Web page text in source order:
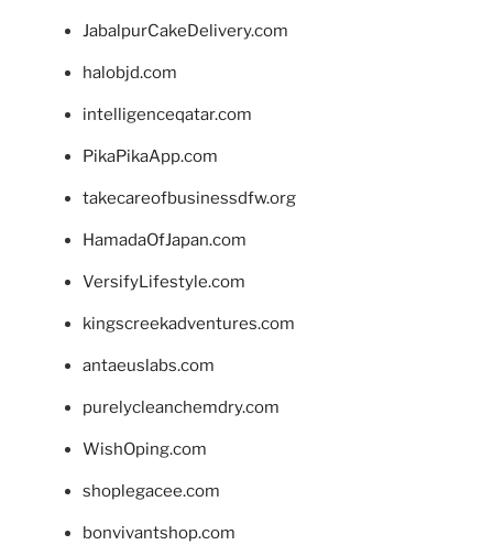
JabalpurCakeDelivery.com
halobjd.com
intelligenceqatar.com
PikaPikaApp.com
takecareofbusinessdfw.org
HamadaOfJapan.com
VersifyLifestyle.com
kingscreekadventures.com
antaeuslabs.com
purelycleanchemdry.com
WishOping.com
shoplegacee.com
bonvivantshop.com